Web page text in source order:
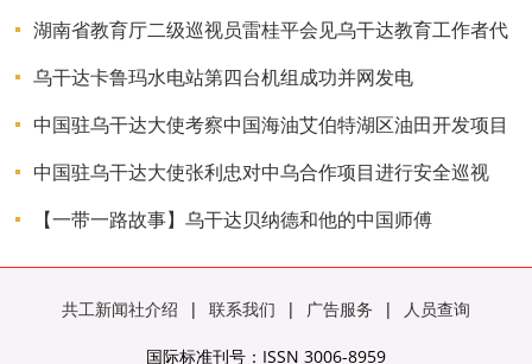
湖南省教育厅二级巡视员雷桂平会见乌干达教育工作者代
表团乌干达卡鲁玛水电站第四台机组成功并网发电
中国驻乌干达大使考察中国海油艾伯特湖区油田开发项目
中国驻乌干达大使张利忠对中乌合作项目进行安全巡视
【一带一路故事】乌干达贝纳德和他的中国师傅
共工新闻社介绍 | 联系我们 | 广告服务 | 人员查询
国际标准刊号：ISSN 3006-8959